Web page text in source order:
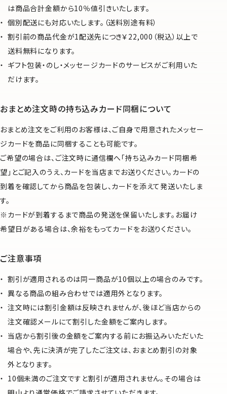
は商品合計金額から10％値引きいたします。
個別配送にも対応いたします。（送料別途有料）
割引前の商品代金が1配送先につき￥22,000（税込）以上で
送料無料になります。
ギフト包装・のし・メッセージカードのサービスがご利用いた
だけます。
おまとめ注文時の持ち込みカード同梱について
おまとめ注文をご利用のお客様は、ご自身で用意されたメッセー
ジカードを商品に同梱することも可能です。
ご希望の場合は、ご注文時に通信欄へ「持ち込みカード同梱希
望」とご記入のうえ、カードを当店までお送りください。カードの
到着を確認してから商品を包装し、カードを添えて発送いたしま
す。
※カードが到着するまで商品の発送を保留いたします。お届け
希望日がある場合は、余裕をもってカードをお送りください。
ご注意事項
割引が適用されるのは同一商品が10個以上の場合のみです。
異なる商品の組み合わせでは適用外となります。
注文時には割引金額は反映されませんが、後ほど当店からの
注文確認メールにて割引した金額をご案内します。
当店から割引後の金額をご案内する前にお振込みいただいた
場合や、先に決済が完了したご注文は、おまとめ割引の対象
外となります。
10個未満のご注文ですと割引が適用されません。その場合は